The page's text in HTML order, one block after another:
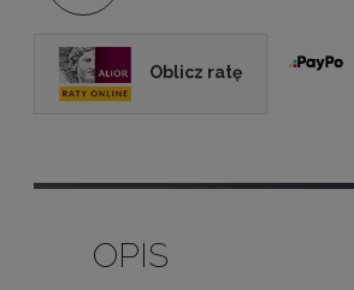
Oblicz ratę
OPIS